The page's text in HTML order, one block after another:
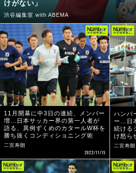
けがない」
渋谷編集室 with ABEMA
11月開幕に中3日の連続、メンバー
増…日本サッカー界の第一人者が
語る、異例ずくめのカタールW杯を
勝ち抜くコンディショニング術
二宮寿朗
2022/11/15
ハンバ
ー…日
続ける
け怒ら
二宮寿朗